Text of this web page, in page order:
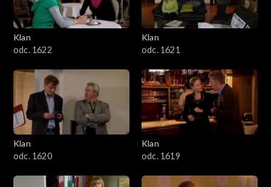
Klan
odc. 1622
Klan
odc. 1621
Klan
odc. 1620
Klan
odc. 1619